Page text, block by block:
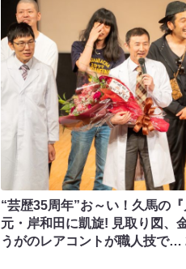
“芸歴35周年”お～い！久馬の
元・岸和田に凱旋! 見取り図、
うがのレアコントが職人技で…